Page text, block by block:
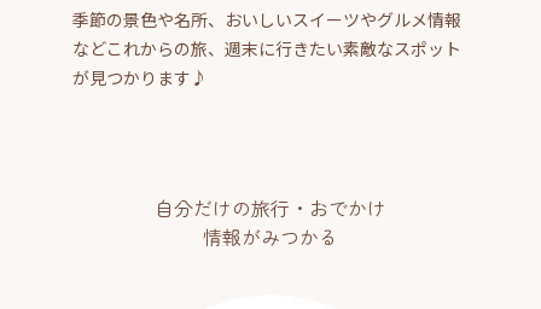
季節の景色や名所、おいしいスイーツやグルメ情報
などこれからの旅、週末に行きたい素敵なスポット
が見つかります♪
自分だけの旅行・おでかけ
情報がみつかる